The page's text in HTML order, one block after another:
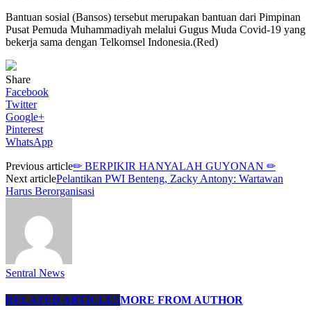
Bantuan sosial (Bansos) tersebut merupakan bantuan dari Pimpinan
Pusat Pemuda Muhammadiyah melalui Gugus Muda Covid-19 yang
bekerja sama dengan Telkomsel Indonesia.(Red)
Share
Facebook
Twitter
Google+
Pinterest
WhatsApp
Previous article✏ BERPIKIR HANYALAH GUYONAN ✏
Next articlePelantikan PWI Benteng, Zacky Antony: Wartawan
Harus Berorganisasi
Sentral News
RELATED ARTICLESMORE FROM AUTHOR